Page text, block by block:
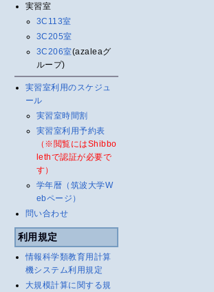
実習室
3C113室
3C205室
3C206室(azaleaグ
ループ)
実習室利用のスケジュ
ール
実習室時間割
実習室利用予約表
（※閲覧にはShibbo
lethで認証が必要で
す）
学年暦（筑波大学W
ebページ）
問い合わせ
利用規定
情報科学類教育用計算
機システム利用規定
大規模計算に関する規